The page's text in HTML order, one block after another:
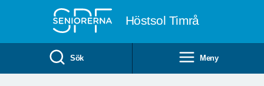
Höstsol Timrå
Sök Meny